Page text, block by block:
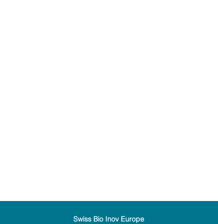
Swiss Bio Inov Europe